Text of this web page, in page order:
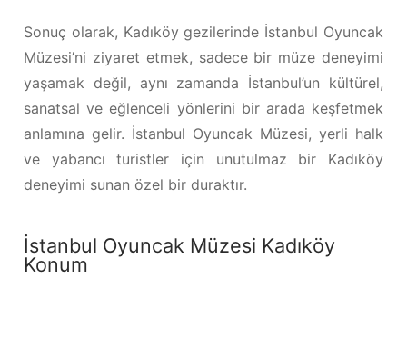
Sonuç olarak, Kadıköy gezilerinde İstanbul Oyuncak
Müzesi’ni ziyaret etmek, sadece bir müze deneyimi
yaşamak değil, aynı zamanda İstanbul’un kültürel,
sanatsal ve eğlenceli yönlerini bir arada keşfetmek
anlamına gelir. İstanbul Oyuncak Müzesi, yerli halk
ve yabancı turistler için unutulmaz bir Kadıköy
deneyimi sunan özel bir duraktır.
İstanbul Oyuncak Müzesi Kadıköy
Konum